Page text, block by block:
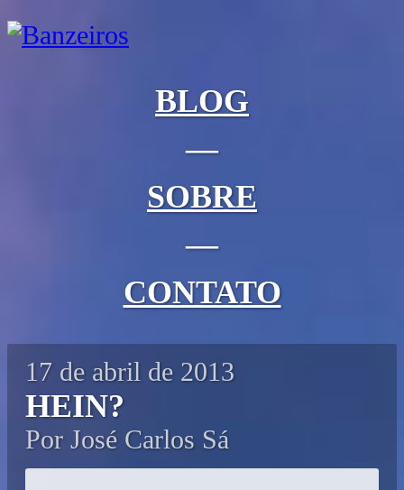
BLOG
—
SOBRE
—
CONTATO
17 de abril de 2013
HEIN?
Por José Carlos Sá